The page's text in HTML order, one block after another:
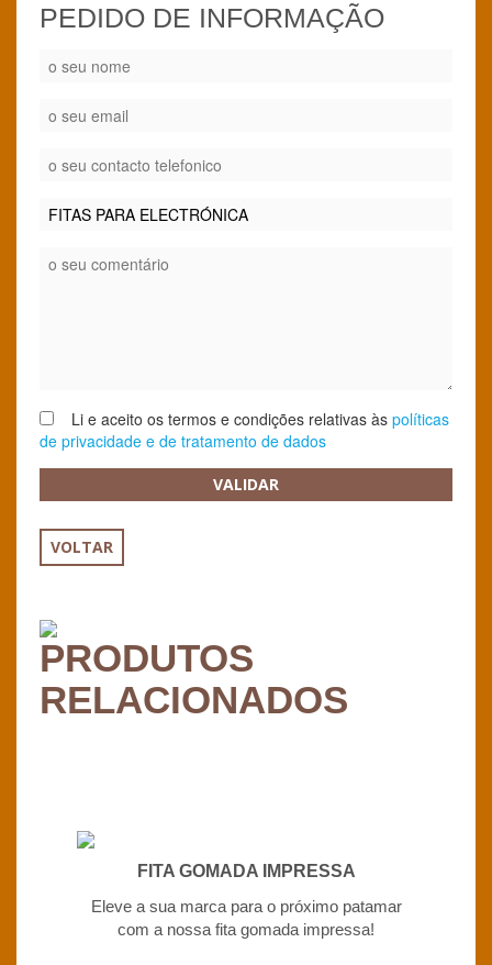
PEDIDO DE INFORMAÇÃO
Li e aceito os termos e condições relativas às políticas
de privacidade e de tratamento de dados
VALIDAR
VOLTAR
PRODUTOS
RELACIONADOS
FITA GOMADA IMPRESSA
Eleve a sua marca para o próximo patamar
com a nossa fita gomada impressa!